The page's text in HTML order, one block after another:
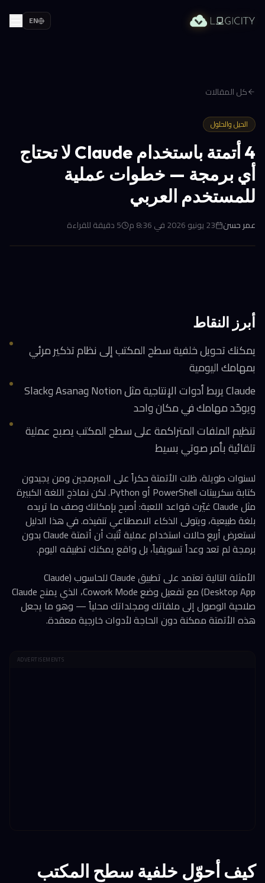
EN
كل المقالات
الحيل والحلول
4 أتمتة باستخدام Claude لا تحتاج
أي برمجة — خطوات عملية
للمستخدم العربي
عمر حسن 23 يونيو 2026 في 8:36 م 5دقيقة للقراءة
أبرز النقاط
يمكنك تحويل خلفية سطح المكتب إلى نظام تذكير مرئي
بمهامك اليومية
Claude يربط أدوات الإنتاجية مثل Notion وAsana وSlack
ويوحّد مهامك في مكان واحد
تنظيم الملفات المتراكمة على سطح المكتب يصبح عملية
تلقائية بأمر صوتي بسيط
لسنوات طويلة، ظلت الأتمتة حكراً على المبرمجين ومن يجيدون
كتابة سكريبتات PowerShell أو Python. لكن نماذج اللغة الكبيرة
مثل Claude غيّرت قواعد اللعبة: أصبح بإمكانك وصف ما تريده
بلغة طبيعية، ويتولى الذكاء الاصطناعي تنفيذه. في هذا الدليل
نستعرض أربع حالات استخدام عملية تُثبت أن أتمتة Claude بدون
برمجة لم تعد وعداً تسويقياً، بل واقع يمكنك تطبيقه اليوم.
الأمثلة التالية تعتمد على تطبيق Claude للحاسوب (Claude
Desktop App) مع تفعيل وضع Cowork Mode، الذي يمنح Claude
صلاحية الوصول إلى ملفاتك ومجلداتك محلياً — وهو ما يجعل
هذه الأتمتة ممكنة دون الحاجة لأدوات خارجية معقدة.
ADVERTISEMENTS
كيف أحوّل خلفية سطح المكتب